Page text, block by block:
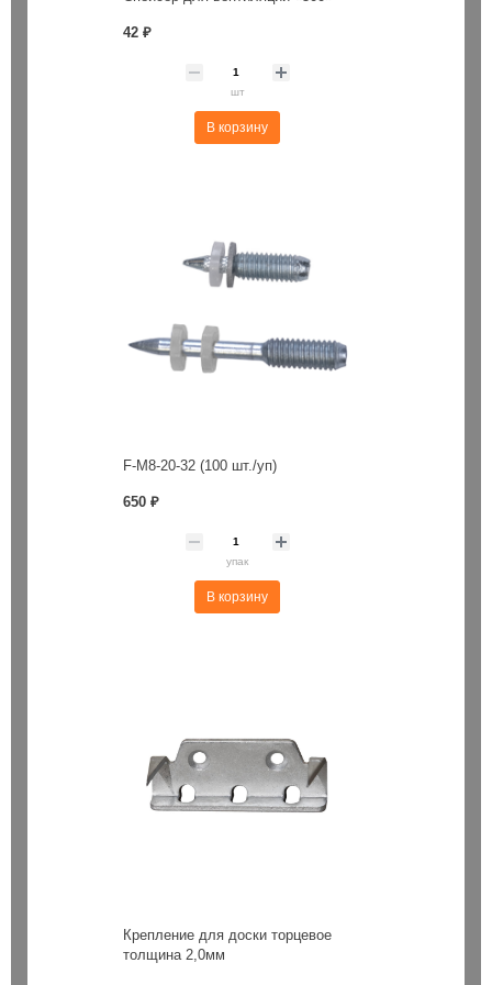
42 ₽
шт
В корзину
F-M8-20-32 (100 шт./уп)
650 ₽
упак
В корзину
Крепление для доски торцевое
толщина 2,0мм